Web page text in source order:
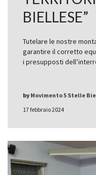
BIELLESE”
Tutelare le nostre
garantire il corretto
i presupposti
17 febbraio 2024
by Movimento 5 Stelle